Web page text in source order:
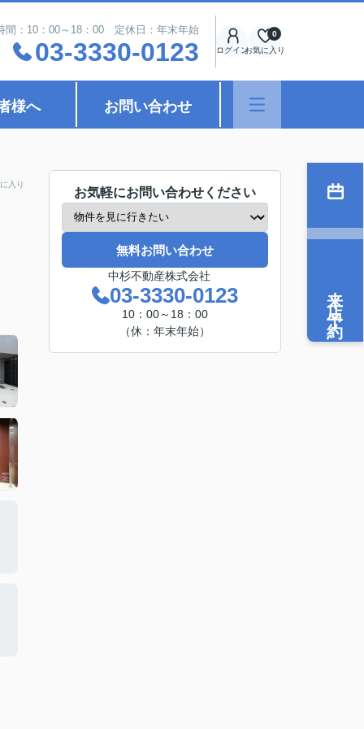
間：10：00～18：00 定休日：年末年始
03-3330-0123 ログインお気に入り
0
様へ お問い合わせ
入り
お気軽にお問い合わせください
無料お問い合わせ
中杉不動産株式会社
03-3330-0123
10：00～18：00
（休：年末年始）
来店予約